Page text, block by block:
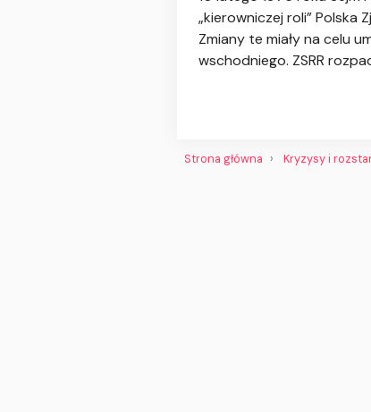
„kierowniczej roli” Polska
Zmiany te miały na celu
wschodniego. ZSRR
Strona główna Kryzysy i